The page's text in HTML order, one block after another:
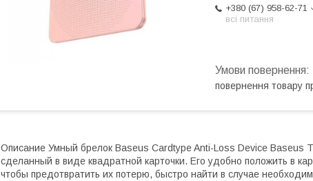
+380 (67) 958-62-71
всі питання
повернення товару
Описание Умный брелок Baseus Cardtype Anti-Loss Device Baseus
сделанный в виде квадратной карточки. Его удобно положить в
чтобы предотвратить их потерю, быстро найти в случае